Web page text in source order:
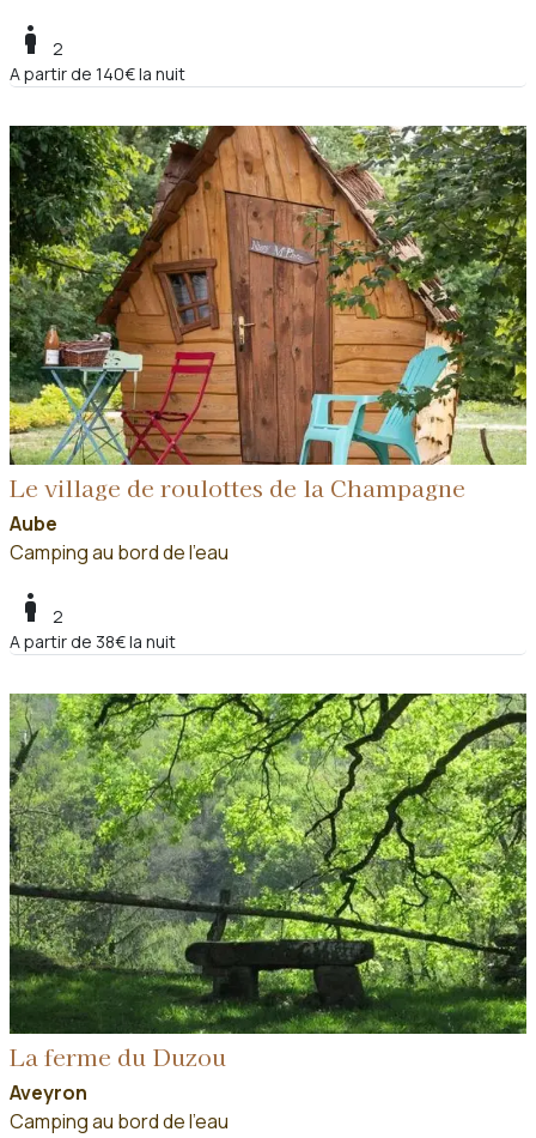
boy
2
A partir de 140€ la nuit
Le village de roulottes de la Champagne
Aube
Camping au bord de l'eau
boy
2
A partir de 38€ la nuit
La ferme du Duzou
Aveyron
Camping au bord de l'eau